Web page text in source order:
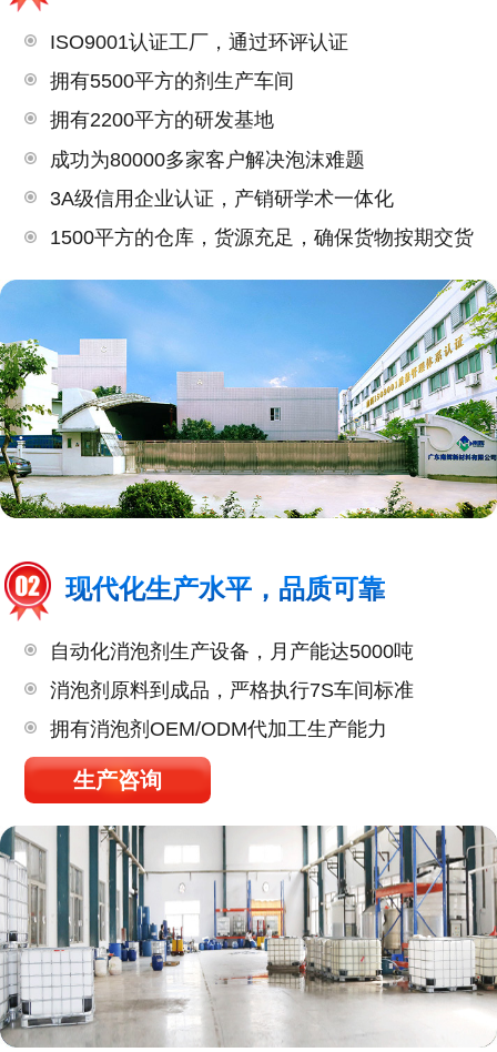
ISO9001认证工厂，通过环评认证
拥有5500平方的剂生产车间
拥有2200平方的研发基地
成功为80000多家客户解决泡沫难题
3A级信用企业认证，产销研学术一体化
1500平方的仓库，货源充足，确保货物按期交货
现代化生产水平，品质可靠
自动化消泡剂生产设备，月产能达5000吨
消泡剂原料到成品，严格执行7S车间标准
拥有消泡剂OEM/ODM代加工生产能力
生产咨询